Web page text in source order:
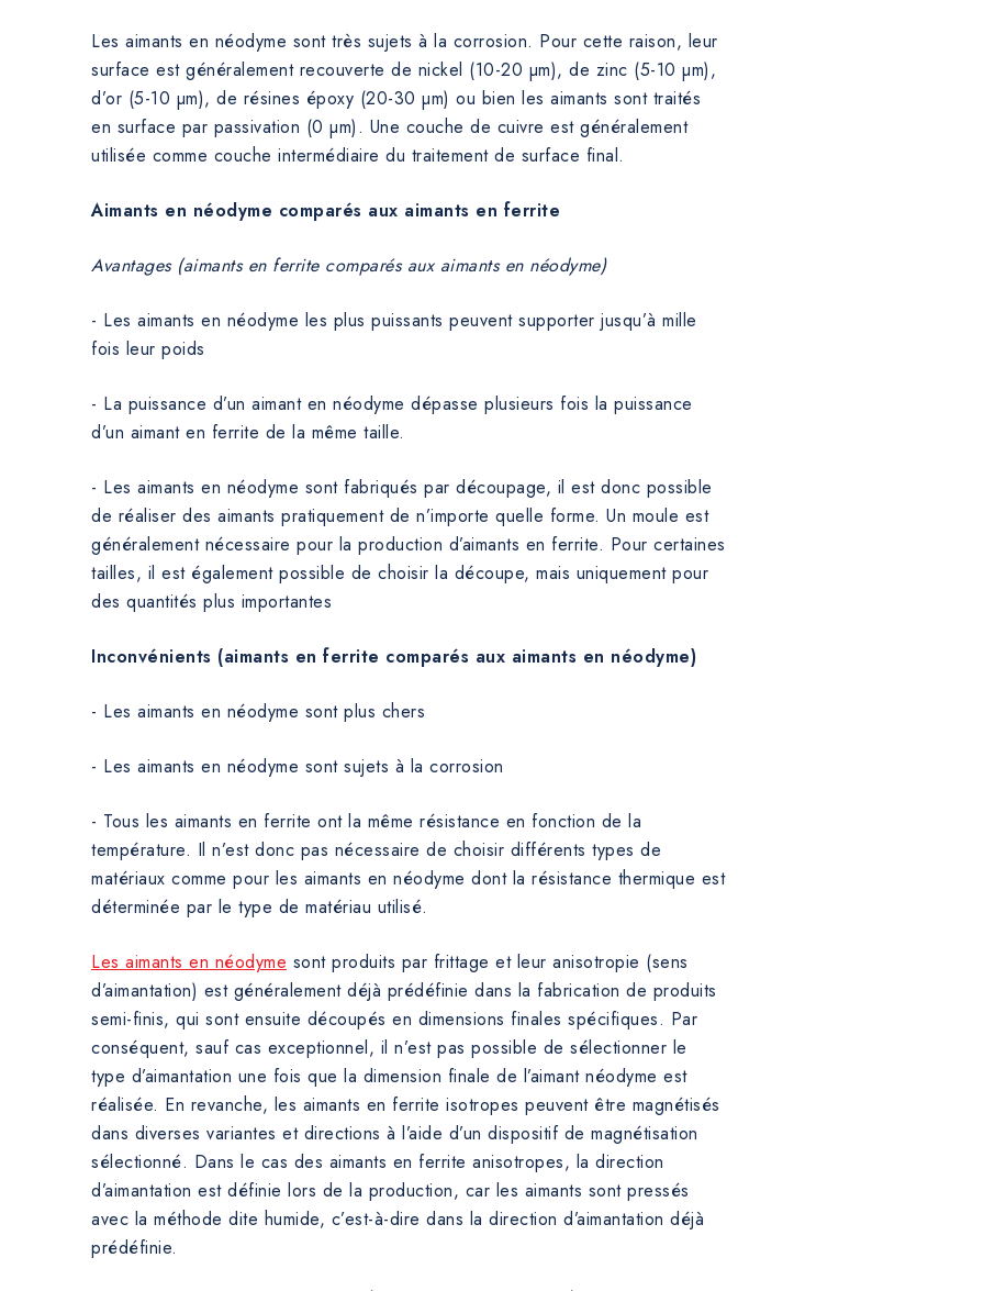
Les aimants en néodyme sont très sujets à la corrosion. Pour cette raison, leur
surface est généralement recouverte de nickel (10-20 µm), de zinc (5-10 µm),
d’or (5-10 µm), de résines époxy (20-30 µm) ou bien les aimants sont traités
en surface par passivation (0 µm). Une couche de cuivre est généralement
utilisée comme couche intermédiaire du traitement de surface final.
Aimants en néodyme comparés aux aimants en ferrite
Avantages (aimants en ferrite comparés aux aimants en néodyme)
- Les aimants en néodyme les plus puissants peuvent supporter jusqu’à mille
fois leur poids
- La puissance d’un aimant en néodyme dépasse plusieurs fois la puissance
d’un aimant en ferrite de la même taille.
- Les aimants en néodyme sont fabriqués par découpage, il est donc possible
de réaliser des aimants pratiquement de n’importe quelle forme. Un moule est
généralement nécessaire pour la production d’aimants en ferrite. Pour certaines
tailles, il est également possible de choisir la découpe, mais uniquement pour
des quantités plus importantes
Inconvénients (aimants en ferrite comparés aux aimants en néodyme)
- Les aimants en néodyme sont plus chers
- Les aimants en néodyme sont sujets à la corrosion
- Tous les aimants en ferrite ont la même résistance en fonction de la
température. Il n’est donc pas nécessaire de choisir différents types de
matériaux comme pour les aimants en néodyme dont la résistance thermique est
déterminée par le type de matériau utilisé.
Les aimants en néodyme sont produits par frittage et leur anisotropie (sens
d’aimantation) est généralement déjà prédéfinie dans la fabrication de produits
semi-finis, qui sont ensuite découpés en dimensions finales spécifiques. Par
conséquent, sauf cas exceptionnel, il n’est pas possible de sélectionner le
type d’aimantation une fois que la dimension finale de l’aimant néodyme est
réalisée. En revanche, les aimants en ferrite isotropes peuvent être magnétisés
dans diverses variantes et directions à l’aide d’un dispositif de magnétisation
sélectionné. Dans le cas des aimants en ferrite anisotropes, la direction
d’aimantation est définie lors de la production, car les aimants sont pressés
avec la méthode dite humide, c’est-à-dire dans la direction d’aimantation déjà
prédéfinie.